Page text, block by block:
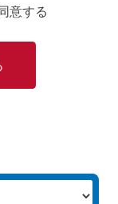
めの教育
いては、
問合せ窓口
正・削除
意する